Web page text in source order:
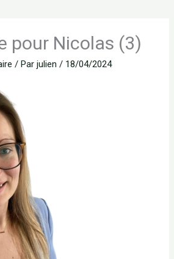
pour Nicolas (3)
/ Parjulien / 18/04/2024